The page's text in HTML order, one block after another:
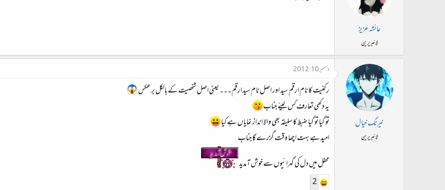
عائشہ عزیز
لائبریرین
نیرنگ خیال
لائبریرین
دسمبر 10، 2012
رکنیت کا نام ارقم سید اور اصل نام سید ارقم۔۔۔ یعنی اصل شخصیت کے بالکل برعکس
یہ دکھی تعارف کس لیئے جناب
تو گیا تو گیا ضبط کا سلیقہ بھی والا انداز نمایاں ہے کیا
امید ہے بہت اچھا وقت گزرے گا جناب
محفل میں دل کی گہرائیوں سے خوش آمدید
2